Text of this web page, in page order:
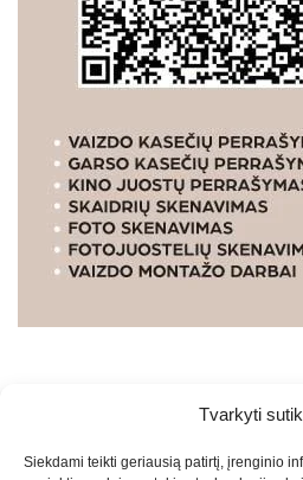
Tvarkyti
Siekdami teikti geriausią patirtį, įrenginio
PASLAUGOS. SEO tekstų